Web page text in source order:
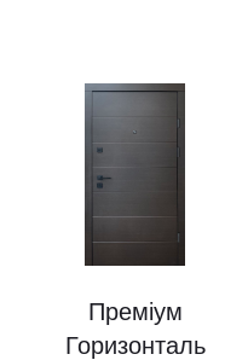
Преміум
Горизонталь